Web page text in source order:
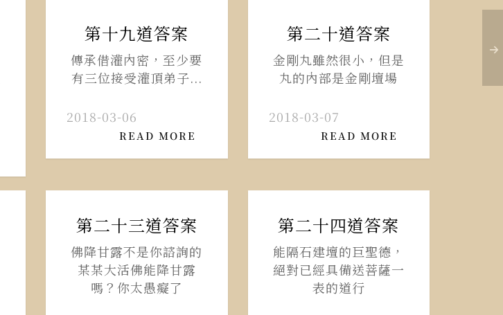
第十九道答案
傳承借灌內密，至少要
有三位接受灌頂弟子...
2018-03-06
READ MORE
第二十道答案
金剛丸雖然很小，但是
丸的內部是金剛壇場
2018-03-07
READ MORE
第二十三道答案
佛降甘露不是你諮詢的
某某大活佛能降甘露
嗎？你太愚癡了
第二十四道答案
能隔石建壇的巨聖德，
絕對已經具備送菩薩一
表的道行